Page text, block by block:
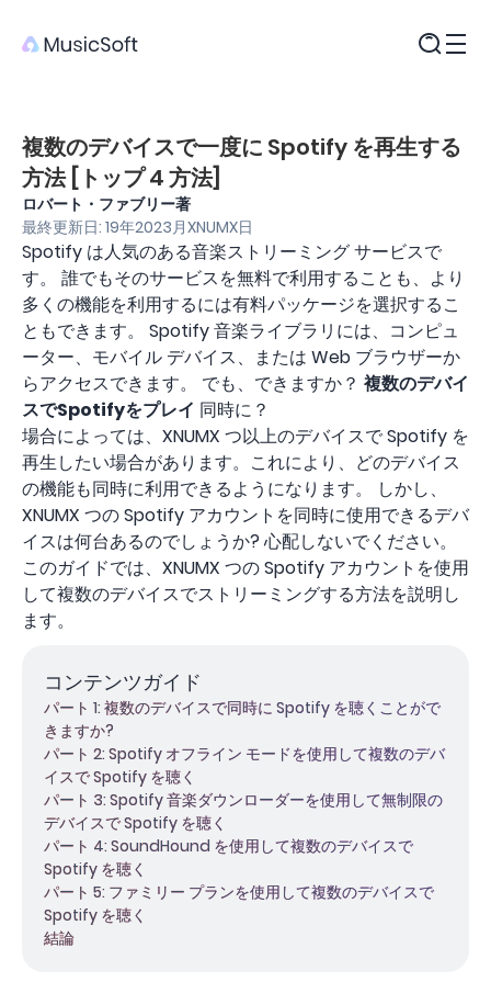
複数のデバイスで一度に Spotify を再生する
方法 [トップ 4 方法]
ロバート・ファブリー著
最終更新日: 19年2023月XNUMX日
Spotify は人気のある音楽ストリーミング サービスで
す。 誰でもそのサービスを無料で利用することも、より
多くの機能を利用するには有料パッケージを選択するこ
ともできます。 Spotify 音楽ライブラリには、コンピュ
ーター、モバイル デバイス、または Web ブラウザーか
らアクセスできます。 でも、できますか？ 複数のデバイ
スでSpotifyをプレイ 同時に？
場合によっては、XNUMX つ以上のデバイスで Spotify を
再生したい場合があります。これにより、どのデバイス
の機能も同時に利用できるようになります。 しかし、
XNUMX つの Spotify アカウントを同時に使用できるデバ
イスは何台あるのでしょうか? 心配しないでください。
このガイドでは、XNUMX つの Spotify アカウントを使用
して複数のデバイスでストリーミングする方法を説明し
ます。
コンテンツガイド
パート 1: 複数のデバイスで同時に Spotify を聴くことがで
きますか?
パート 2: Spotify オフライン モードを使用して複数のデバ
イスで Spotify を聴く
パート 3: Spotify 音楽ダウンローダーを使用して無制限の
デバイスで Spotify を聴く
パート 4: SoundHound を使用して複数のデバイスで
Spotify を聴く
パート 5: ファミリー プランを使用して複数のデバイスで
Spotify を聴く
結論